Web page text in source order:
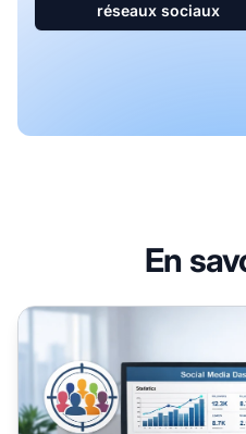
réseaux sociaux
En
Qu'est-ce qu'une stratégie